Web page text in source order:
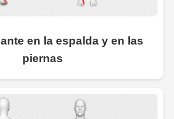
en la espalda y en las
piernas